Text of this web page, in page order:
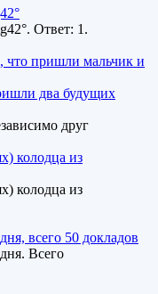
Ответ: 1.
два будущих
друг
колодца из
колодца из
всего 50 докладов
Всего